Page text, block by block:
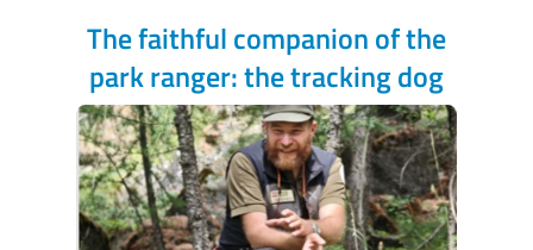
The faithful companion of the
park ranger: the tracking dog